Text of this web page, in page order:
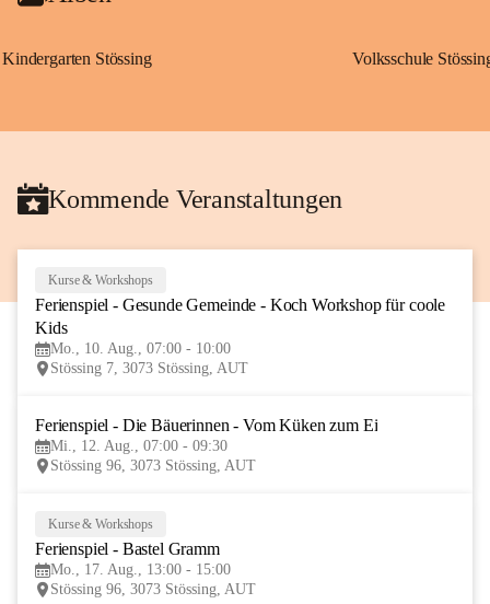
Kindergarten Stössing Volksschule
Kommende Veranstaltungen
AUG
Kurse & Workshops
Ferienspiel - Gesunde Gemeinde - Koch Workshop für coole
Kids
Mo., 10. Aug., 07:00 - 10:00
Stössing 7, 3073 Stössing, AUT
Ferienspiel - Die Bäuerinnen - Vom Küken zum Ei
Mi., 12. Aug., 07:00 - 09:30
Stössing 96, 3073 Stössing, AUT
Kurse & Workshops
Ferienspiel - Bastel Gramm
Mo., 17. Aug., 13:00 - 15:00
Stössing 96, 3073 Stössing, AUT